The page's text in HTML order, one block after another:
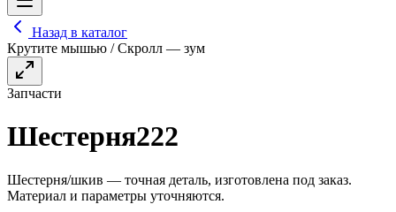
Назад в каталог
Крутите мышью / Скролл — зум
Запчасти
Шестерня222
Шестерня/шкив — точная деталь, изготовлена под заказ.
Материал и параметры уточняются.